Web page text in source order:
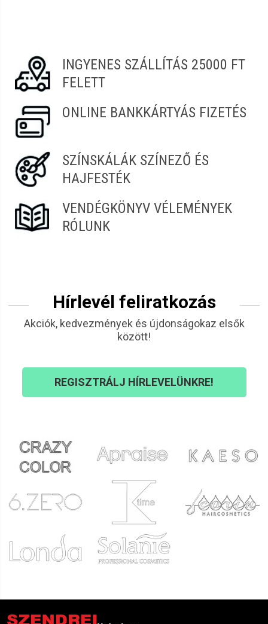
INGYENES SZÁLLÍTÁS 25000 FT
FELETT
ONLINE BANKKÁRTYÁS FIZETÉS
SZÍNSKÁLÁK SZÍNEZŐ ÉS
HAJFESTÉK
VENDÉGKÖNYV VÉLEMÉNYEK
RÓLUNK
Hírlevél feliratkozás
Akciók, kedvezmények és újdonságokaz elsők
között!
REGISZTRÁLJ HÍRLEVELÜNKRE!